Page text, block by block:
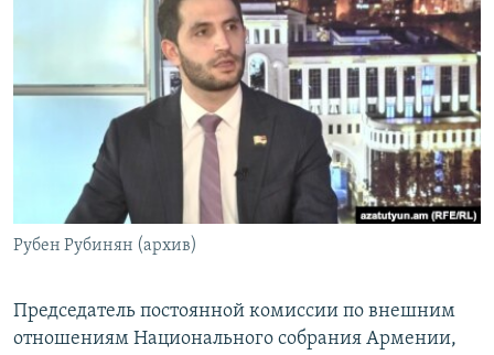
Հայերեն
Все сайты Радио Азатутюн
Рубен Рубинян (архив)
Председатель постоянной комиссии по внешним
отношениям Национального собрания Армении,